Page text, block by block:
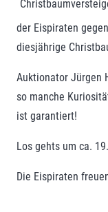
der Eispiraten
diesjährige
Auktionator Jürgen
so manche
ist garantiert!
Los gehts um ca.
Die Eispiraten